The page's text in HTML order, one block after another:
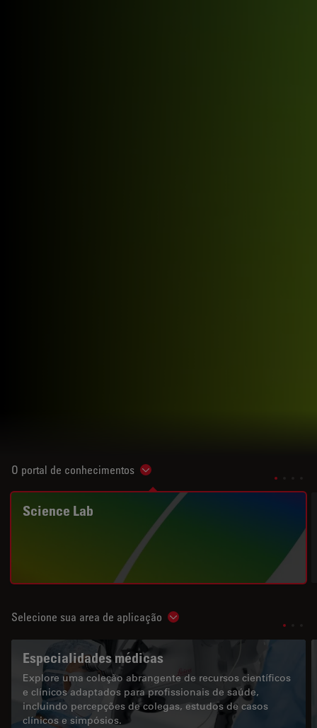
O portal de conhecimentos Show subnavigation
Science Lab
Selecione sua area de aplicação Show subnavigation
Especialidades médicas
Explore uma coleção abrangente de recursos científicos
e clínicos adaptados para profissionais de saúde,
incluindo percepções de colegas, estudos de casos
clínicos e simpósios.